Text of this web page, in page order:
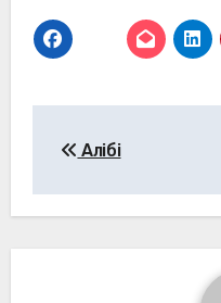
записів
Алібі